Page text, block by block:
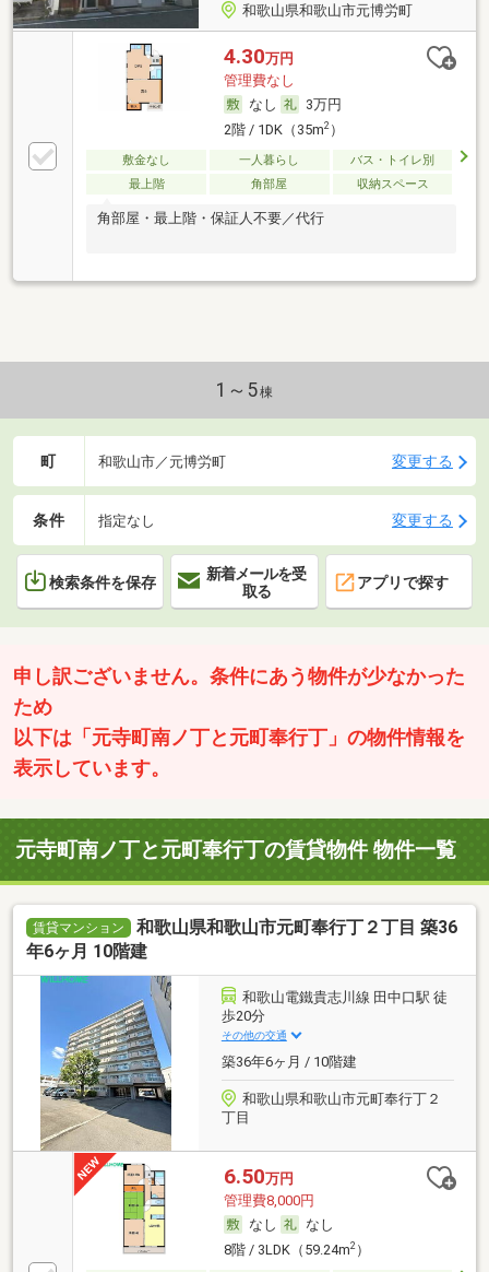
和歌山県和歌山市元博労町
4.30万円
管理費なし
なし
3万円
2階 / 1DK（35m2）
敷金なし 一人暮らし
バス・トイレ別
最上階
角部屋 収納スペース
角部屋・最上階・保証人不要／代行
1～5棟
町 和歌山市／元博労町 変更する
条件 指定なし 変更する
検索条件を保存
新着メールを受
取る
アプリで探す
申し訳ございません。条件にあう物件が少なかった
ため
以下は「元寺町南ノ丁と元町奉行丁」の物件情報を
表示しています。
元寺町南ノ丁と元町奉行丁の賃貸物件 物件一覧
賃貸マンション
和歌山県和歌山市元町奉行丁２丁目 築36
年6ヶ月 10階建
和歌山電鐵貴志川線 田中口駅 徒
歩20分
その他の交通
築36年6ヶ月 / 10階建
和歌山県和歌山市元町奉行丁２
丁目
6.50万円
管理費8,000円
なし
なし
8階 / 3LDK（59.24m2）